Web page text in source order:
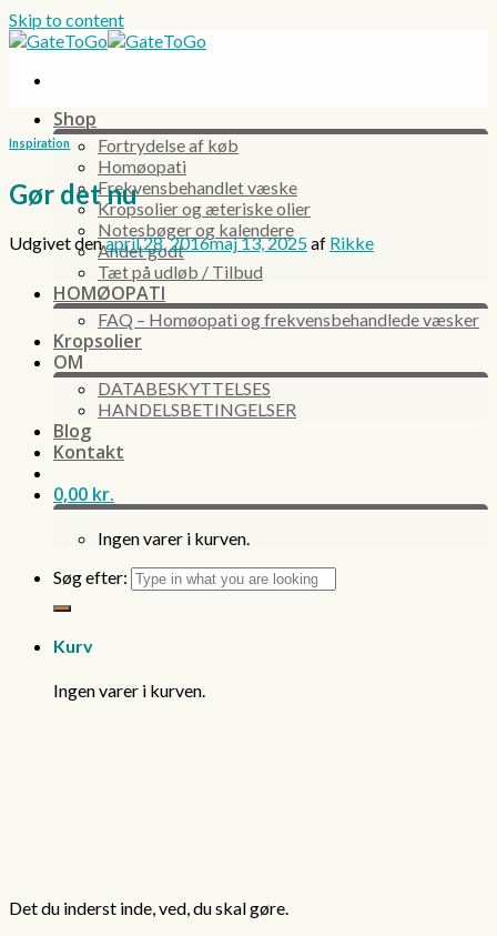
Skip to content
Shop
Fortrydelse af køb
Homøopati
Frekvensbehandlet væske
Kropsolier og æteriske olier
Notesbøger og kalendere
Andet godt
Tæt på udløb / Tilbud
HOMØOPATI
FAQ – Homøopati og frekvensbehandlede væsker
Kropsolier
OM
DATABESKYTTELSES
HANDELSBETINGELSER
Blog
Kontakt
0,00 kr.
Ingen varer i kurven.
Søg efter:
Kurv
Ingen varer i kurven.
Inspiration
Gør det nu
Udgivet denapril 28, 2016maj 13, 2025af Rikke
Det du inderst inde, ved, du skal gøre.